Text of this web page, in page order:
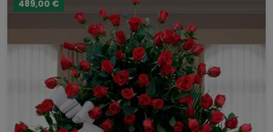
489,00 €